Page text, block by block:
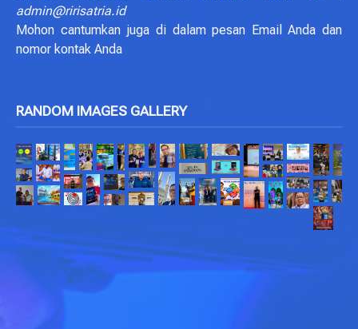
admin@ririsatria.id
Mohon cantumkan juga di dalam pesan Email Anda dan
nomor kontak Anda
RANDOM IMAGES GALLERY